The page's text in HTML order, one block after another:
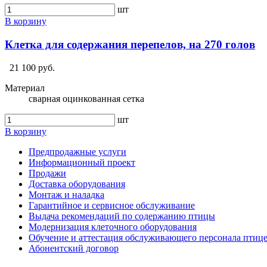
шт
В корзину
Клетка для содержания перепелов, на 270 голов
21 100 руб.
Материал
сварная оцинкованная сетка
шт
В корзину
Предпродажные услуги
Информационный проект
Продажи
Доставка оборудования
Монтаж и наладка
Гарантийное и сервисное обслуживание
Выдача рекомендаций по содержанию птицы
Модернизация клеточного оборудования
Обучение и аттестация обслуживающего персонала
Абонентский договор